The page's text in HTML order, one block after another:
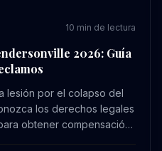
10 min de lectura
2026: Guía
lesión por el colapso del
los derechos legales
obtener compensación